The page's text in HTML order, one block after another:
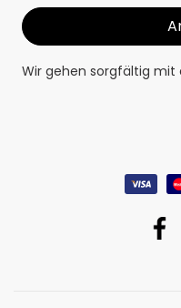
Wir gehen sorgfältig mit